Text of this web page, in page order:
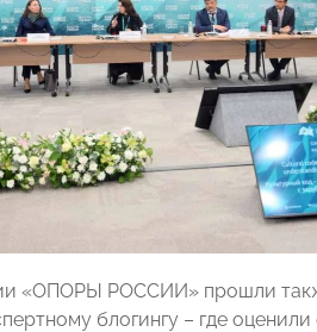
«ОПОРЫ РОССИИ» прошли
блогингу – где